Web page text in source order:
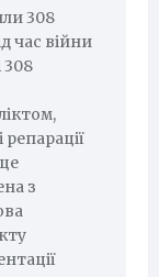
308
час війни
308
з